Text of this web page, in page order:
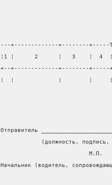
---+-------------+--------+-----
¦1 ¦      2      ¦   3    ¦  4
+--+-------------+--------
¦  ¦             ¦        ¦
Отправитель
(должность, подпись,
                          М.П.
Начальник (водитель,